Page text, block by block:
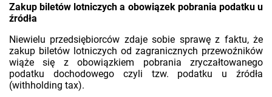
Zakup biletów lotniczych a obowiązek pobrania podatku u
źródła
Niewielu przedsiębiorców zdaje sobie sprawę z faktu, że
zakup biletów lotniczych od zagranicznych przewoźników
wiąże się z obowiązkiem pobrania zryczałtowanego
podatku dochodowego czyli tzw. podatku u źródła
(withholding tax).